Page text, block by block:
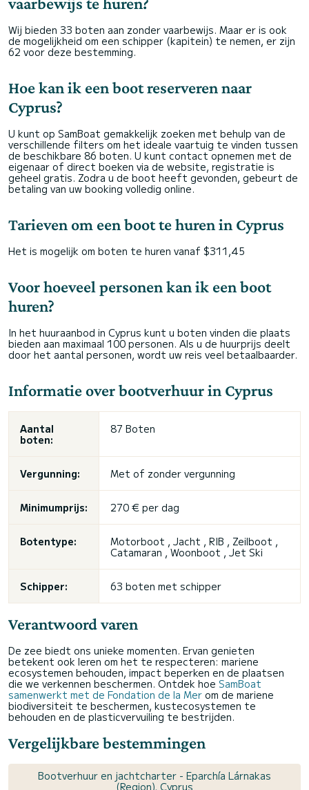
Wij bieden 33 boten aan zonder vaarbewijs. Maar er is ook
de mogelijkheid om een schipper (kapitein) te nemen, er zijn
62 voor deze bestemming.
Hoe kan ik een boot reserveren naar
Cyprus?
U kunt op SamBoat gemakkelijk zoeken met behulp van de
verschillende filters om het ideale vaartuig te vinden tussen
de beschikbare 86 boten. U kunt contact opnemen met de
eigenaar of direct boeken via de website, registratie is
geheel gratis. Zodra u de boot heeft gevonden, gebeurt de
betaling van uw booking volledig online.
Tarieven om een boot te huren in Cyprus
Het is mogelijk om boten te huren vanaf $311,45
Voor hoeveel personen kan ik een boot
huren?
In het huuraanbod in Cyprus kunt u boten vinden die plaats
bieden aan maximaal 100 personen. Als u de huurprijs deelt
door het aantal personen, wordt uw reis veel betaalbaarder.
Informatie over bootverhuur in Cyprus
Aantal
boten:
87 Boten
Vergunning: Met of zonder vergunning
Minimumprijs: 270 € per dag
Botentype:
Motorboot , Jacht , RIB , Zeilboot ,
Catamaran , Woonboot , Jet Ski
Schipper: 63 boten met schipper
Verantwoord varen
De zee biedt ons unieke momenten. Ervan genieten
betekent ook leren om het te respecteren: mariene
ecosystemen behouden, impact beperken en de plaatsen
die we verkennen beschermen. Ontdek hoe SamBoat
samenwerkt met de Fondation de la Mer om de mariene
biodiversiteit te beschermen, kustecosystemen te
behouden en de plasticvervuiling te bestrijden.
Vergelijkbare bestemmingen
Bootverhuur en jachtcharter - Eparchía Lárnakas
(Region), Cyprus